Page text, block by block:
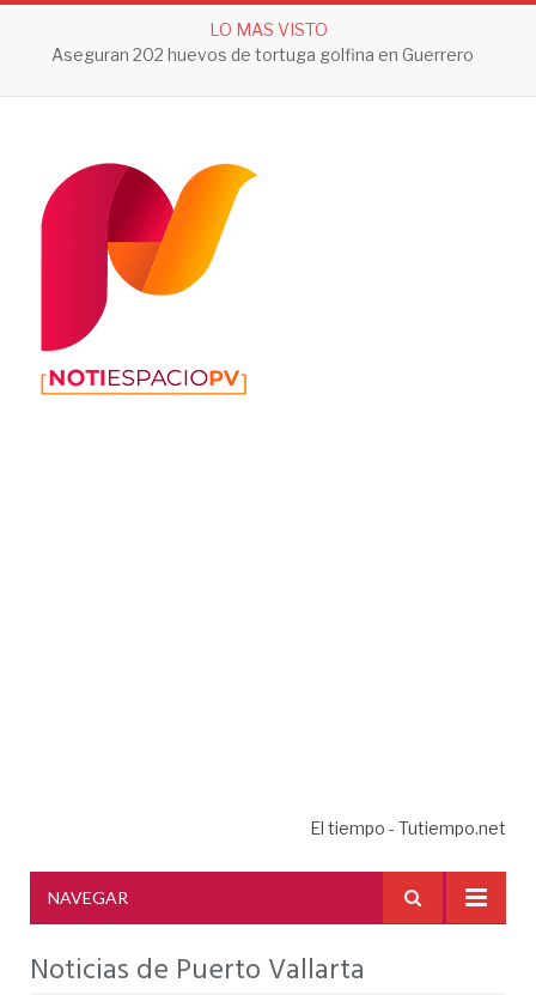
LO MAS VISTO
Aseguran 202 huevos de tortuga golfina en Guerrero
El tiempo - Tutiempo.net
NAVEGAR
Noticias de Puerto Vallarta